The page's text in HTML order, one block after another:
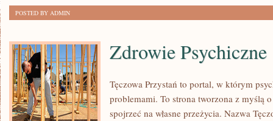
POSTED BY ADMIN
Zdrowie Psychiczne
Tęczowa Przystań to portal, w którym
problemami. To strona tworzona z myślą
spojrzeć na własne przeżycia. Nazwa